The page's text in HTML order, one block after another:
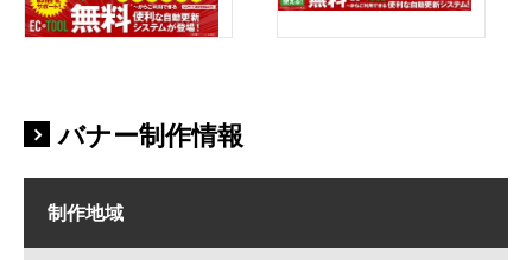
バナー制作情報
制作地域